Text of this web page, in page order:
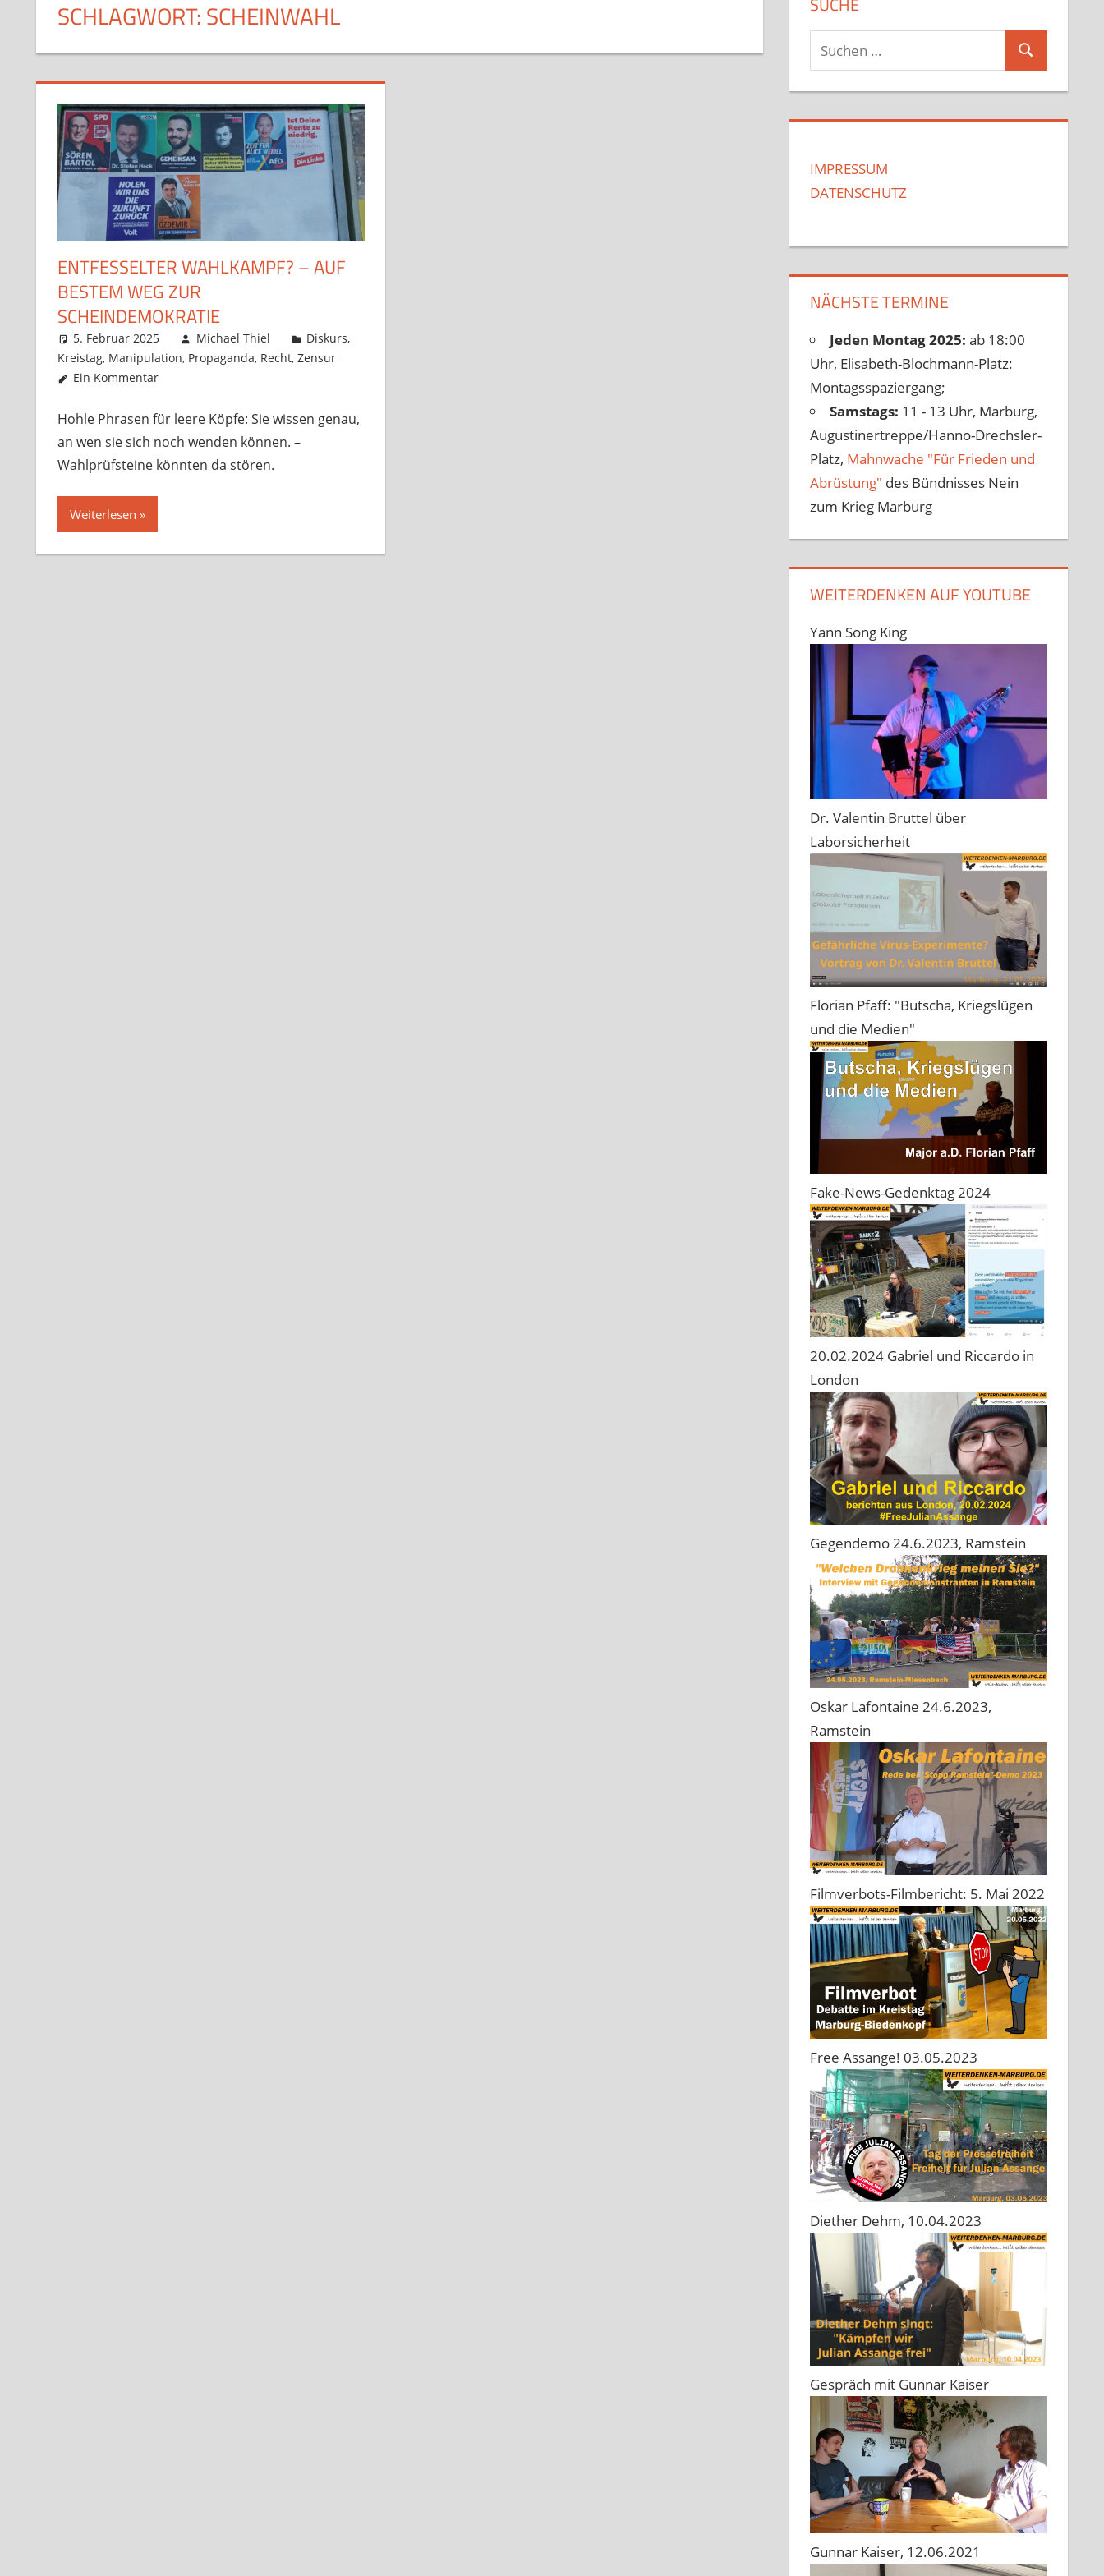
SCHLAGWORT:SCHEINWAHL
ENTFESSELTER WAHLKAMPF? – AUF
BESTEM WEG ZUR
SCHEINDEMOKRATIE
5. Februar 2025 Michael Thiel Diskurs,
Kreistag, Manipulation, Propaganda, Recht, Zensur
Ein Kommentar
Hohle Phrasen für leere Köpfe: Sie wissen genau,
an wen sie sich noch wenden können. –
Wahlprüfsteine könnten da stören.
Weiterlesen
Suchen
nach:
Suchen
IMPRESSUM
DATENSCHUTZ
NÄCHSTE TERMINE
Jeden Montag 2025:ab 18:00
Uhr, Elisabeth-Blochmann-Platz:
Montagsspaziergang;
Samstags: 11 - 13 Uhr, Marburg,
Augustinertreppe/Hanno-Drechsler-
Platz, Mahnwache "Für Frieden und
Abrüstung" des Bündnisses Nein
zum Krieg Marburg
WEITERDENKEN AUF YOUTUBE
Yann Song King
Dr. Valentin Bruttel über
Laborsicherheit
Florian Pfaff: "Butscha, Kriegslügen
und die Medien"
Fake-News-Gedenktag 2024
20.02.2024 Gabriel und Riccardo in
London
Gegendemo 24.6.2023, Ramstein
Oskar Lafontaine 24.6.2023,
Ramstein
Filmverbots-Filmbericht: 5. Mai 2022
Free Assange! 03.05.2023
Diether Dehm, 10.04.2023
Gespräch mit Gunnar Kaiser
Gunnar Kaiser, 12.06.2021